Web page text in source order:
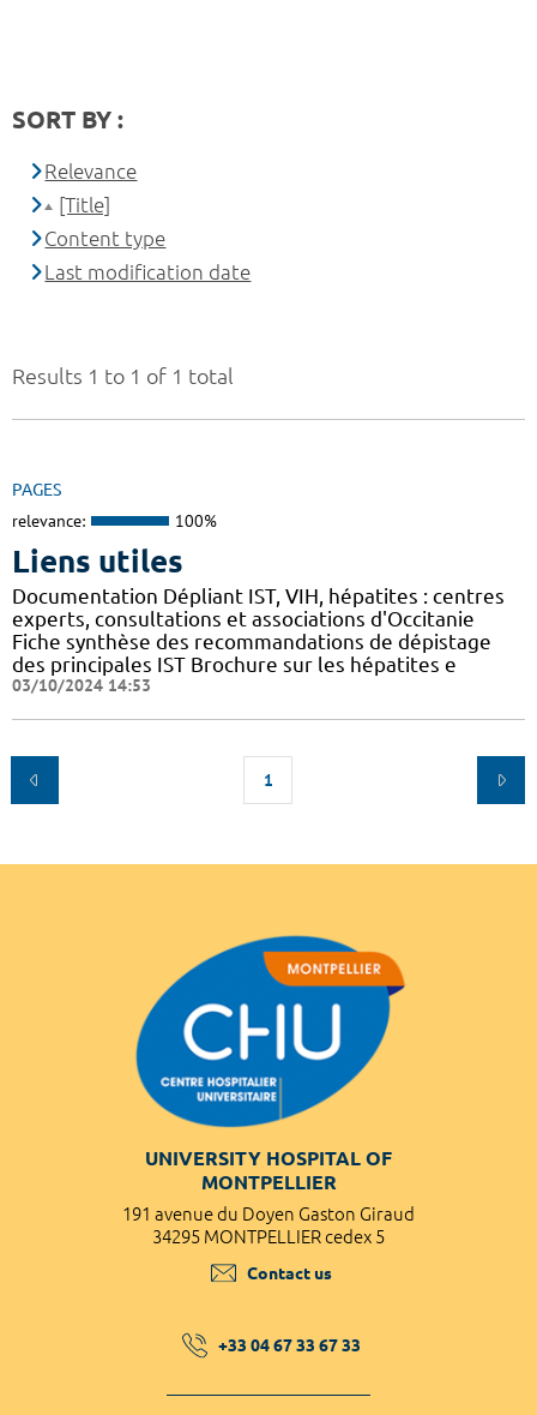
Results 1 to 1 of 1 total
PAGES
relevance: 100%
Liens utiles
Documentation Dépliant IST, VIH, hépatites : centres
experts, consultations et associations d'Occitanie
Fiche synthèse des recommandations de dépistage
des principales IST Brochure sur les hépatites e
03/10/2024 14:53
1
SORT BY :
Relevance
[Title]
Content type
Last modification date
UNIVERSITY HOSPITAL OF
MONTPELLIER
191 avenue du Doyen Gaston Giraud
34295 MONTPELLIER cedex 5
Contact us
+33 04 67 33 67 33